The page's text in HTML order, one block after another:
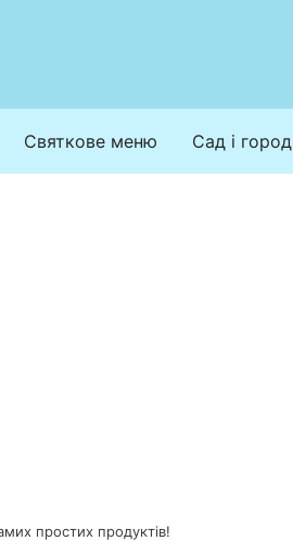
Святкове меню Сад і город
простих продуктів!